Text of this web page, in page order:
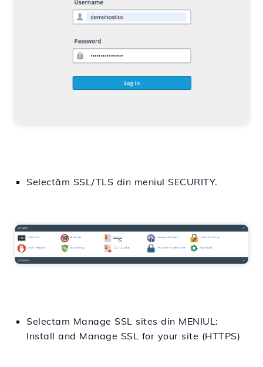
Selectăm SSL/TLS din meniul SECURITY.
Selectam Manage SSL sites din MENIUL:
Install and Manage SSL for your site (HTTPS)